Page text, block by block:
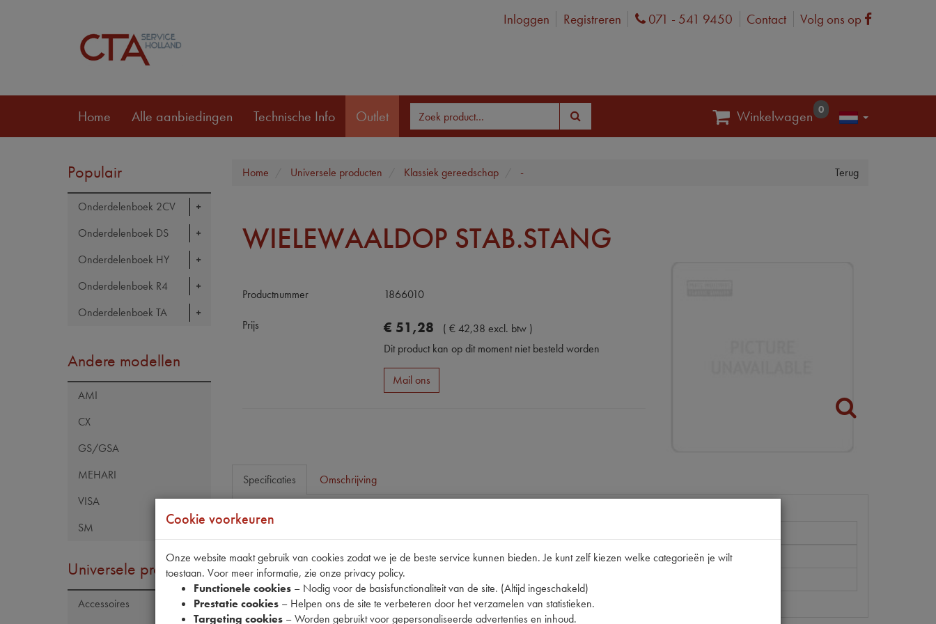
Inloggen Registreren Phone
071 - 541 9450 Contact Volg ons op Facebook
Home Alle aanbiedingen Technische Info Outlet Winkelwagen 0
Populair
Onderdelenboek 2CV
Onderdelenboek DS
Onderdelenboek HY
Onderdelenboek R4
Onderdelenboek TA
Andere modellen
AMI
CX
GS/GSA
MEHARI
VISA
SM
Universele producten
Accessoires
Terug
Home Universele producten Klassiek gereedschap -
WIELEWAALDOP STAB.STANG
Productnummer 1866010
Prijs € 51,28 (€42,38 excl. btw )
Dit product kan op dit moment niet besteld worden
Mail ons
Specificaties Omschrijving
Model Citroën
DS
OE Citroën
Cookie voorkeuren
Onze website maakt gebruik van cookies zodat we je de beste service kunnen bieden. Je kunt zelf kiezen welke categorieën je wilt
toestaan. Voor meer informatie, zie onze privacy policy.
Functionele cookies – Nodig voor de basisfunctionaliteit van de site. (Altijd ingeschakeld)
Prestatie cookies – Helpen ons de site te verbeteren door het verzamelen van statistieken.
Targeting cookies – Worden gebruikt voor gepersonaliseerde advertenties en inhoud.